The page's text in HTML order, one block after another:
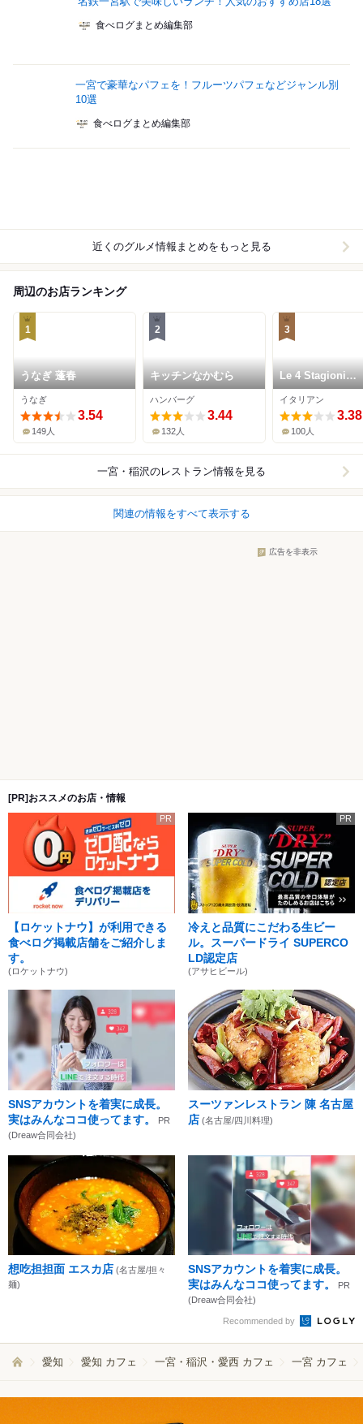
食べログまとめ編集部
一宮で豪華なパフェを！フルーツパフェなどジャンル別
10選
食べログまとめ編集部
近くのグルメ情報まとめをもっと見る
周辺のお店ランキング
1
うなぎ 蓬春
うなぎ
3.54
149人
2
キッチンなかむら
ハンバーグ
3.44
132人
3
Le 4 Stagioni
Italiane “IL
イタリアン
3.38
100人
一宮・稲沢のレストラン情報を見る
関連の情報をすべて表示する
広告を非表示
[PR]おススメのお店・情報
PR
【ロケットナウ】が利用できる
食べログ掲載店舗をご紹介しま
す。
(ロケットナウ)
PR
冷えと品質にこだわる生ビー
ル。スーパードライ SUPERCO
LD認定店
(アサヒビール)
SNSアカウントを着実に成長。
実はみんなココ使ってます。
PR
(Dreaw合同会社)
スーツァンレストラン 陳 名古屋
店 (名古屋/四川料理)
想吃担担面 エスカ店 (名古屋/担々
麺)
SNSアカウントを着実に成長。
実はみんなココ使ってます。
PR
(Dreaw合同会社)
Recommended by
愛知 愛知 カフェ 一宮・稲沢・愛西 カフェ 一宮 カフェ